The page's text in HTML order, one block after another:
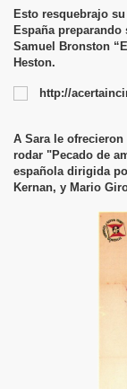
Esto resquebrajo
España
Samuel Bronston
Heston.
A Sara le
rodar "Pecado de
española dirigida
Kernan, y Mario